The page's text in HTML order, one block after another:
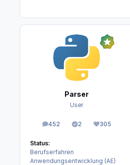
Parser
User
452
Beiträge 2
Lösungen305
Reputation
Status:
Berufserfahren
Anwendungsentwicklung (AE)